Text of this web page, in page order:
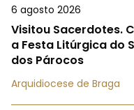
6 agosto 2026
Visitou Sacerdotes.
a Festa Litúrgica do
dos Párocos
Arquidiocese de Braga